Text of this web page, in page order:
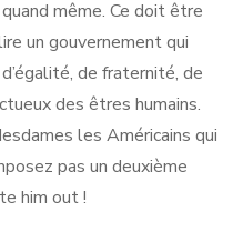
même. Ce doit être
un gouvernement qui
de fraternité, de
des êtres humains.
les Américains qui
pas un deuxième
him out !